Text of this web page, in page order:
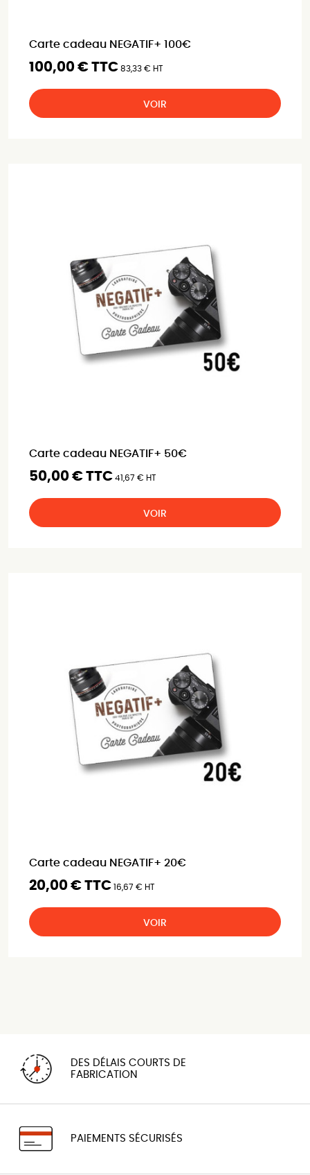
Carte cadeau NEGATIF+ 100€
100,00 € TTC 83,33 € HT
VOIR
Carte cadeau NEGATIF+ 50€
50,00 € TTC 41,67 € HT
VOIR
Carte cadeau NEGATIF+ 20€
20,00 € TTC 16,67 € HT
VOIR
DES DÉLAIS COURTS DE
FABRICATION
PAIEMENTS SÉCURISÉS